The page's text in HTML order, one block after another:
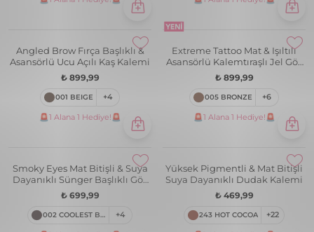
Angled Brow Fırça Başlıklı &
Asansörlü Ucu Açılı Kaş Kalemi
₺ 899,99
001 BEIGE +4
🚨1 Alana 1 Hediye!🚨
Extreme Tattoo Mat & Işıltılı
Asansörlü Kalemtıraşlı Jel Göz
Kalemi & Far Stick
₺ 899,99
005 BRONZE +6
🚨1 Alana 1 Hediye!🚨
Smoky Eyes Mat Bitişli & Suya
Dayanıklı Sünger Başlıklı Göz
Kalemi
₺ 699,99
002 COOLEST BROWN +4
Yüksek Pigmentli & Mat Bitişli
Suya Dayanıklı Dudak Kalemi
₺ 469,99
243 HOT COCOA +22